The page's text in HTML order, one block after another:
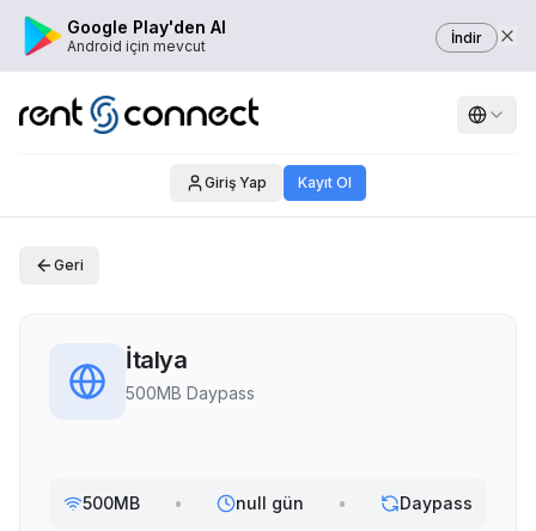
Google Play'den Al
Android için mevcut İndir
Giriş Yap Kayıt Ol
Geri
İtalya
500MB Daypass
500MB • null gün • Daypass